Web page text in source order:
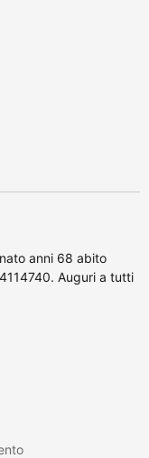
anni 68 abito
Auguri a tutti